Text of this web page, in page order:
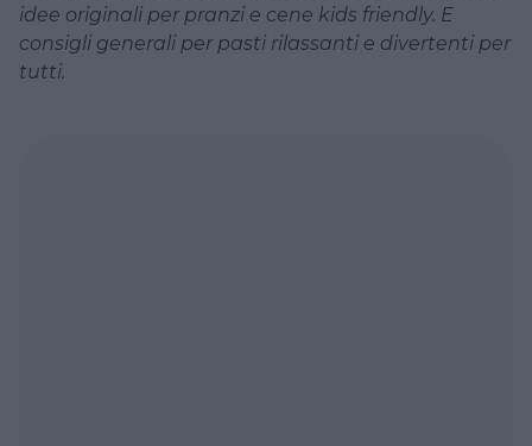
idee originali per pranzi e cene kids friendly. E
consigli generali per pasti rilassanti e divertenti per
tutti.